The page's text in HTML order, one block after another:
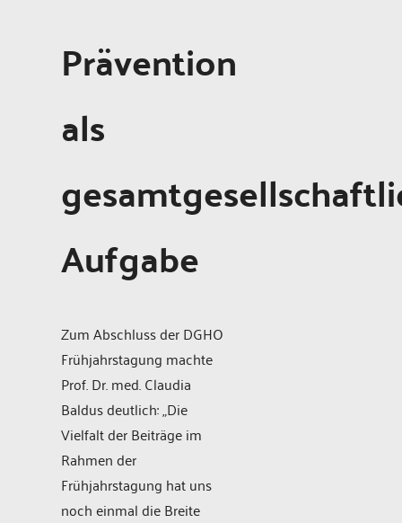
Prävention
als
Aufgabe
Zum Abschluss der DGHO
Frühjahrstagung machte
Prof. Dr. med. Claudia
Baldus deutlich: „Die
Vielfalt der Beiträge im
Rahmen der
Frühjahrstagung hat uns
noch einmal die Breite